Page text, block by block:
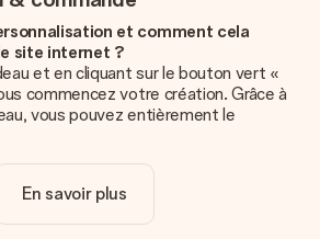
et comment cela
site internet ?
et en cliquant sur le bouton vert «
commencez votre création. Grâce à
vous pouvez entièrement le
touche finale à votre cadeau.
elle comprise dans le prix ?
En savoir plus